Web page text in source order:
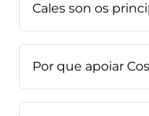
Cales son os
Por que apoiar